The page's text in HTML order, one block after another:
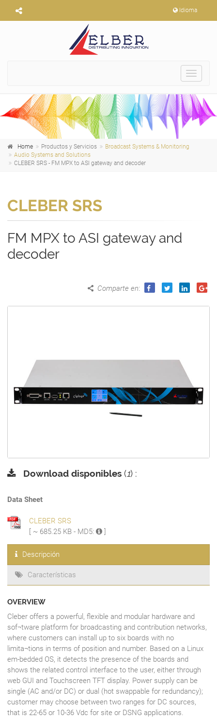
Idioma
Toggle
Home Productos y Servicios
Broadcast Systems & Monitoring
Audio Systems and Solutions
CLEBER SRS - FM MPX to ASI gateway and decoder
CLEBER SRS
FM MPX to ASI gateway and
decoder
Comparte en:
Download disponibles (1) :
Data Sheet
CLEBER SRS
[ ~ 685.25 KB - MD5:
Descripción
Características
OVERVIEW
Cleber offers a powerful, flexible and modular hardware and
sof¬tware platform for broadcasting and contribution networks,
where customers can install up to six boards with no
limita¬tions in terms of position and number. Based on a Linux
em-bedded OS, it detects the presence of the boards and
shows the related control interface to the user, either through
web GUI and Touchscreen TFT display. Power supply can be
single (AC and/or DC) or dual (hot swappable for redundancy);
customer may choose between two ranges for DC sources,
that is 22-65 or 10-36 Vdc for site or DSNG applications.